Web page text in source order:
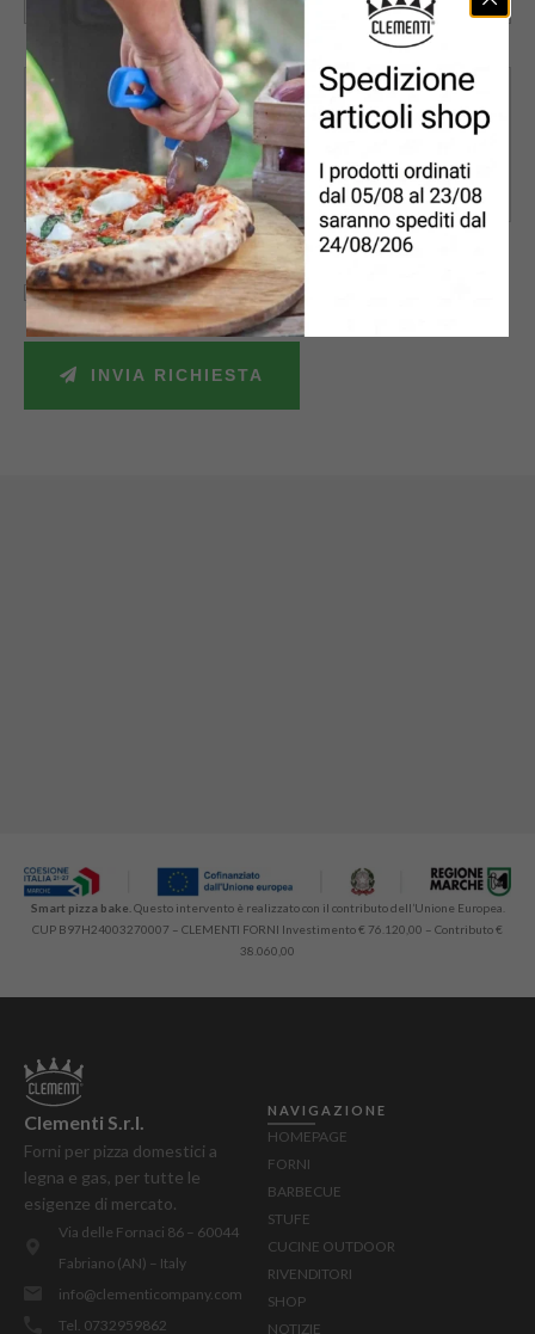
MESSAGGIO
PRIVACY*
Accetto la politica sulla privacy e autorizzo il trattamento dei miei dati
personali secondo le leggi vigenti.
INVIA RICHIESTA
Smart pizza bake. Questo intervento è realizzato con il contributo dell’Unione Europea.
CUP B97H24003270007 – CLEMENTI FORNI Investimento € 76.120,00 – Contributo €
38.060,00
Clementi S.r.l.
Forni per pizza domestici a
legna e gas, per tutte le
esigenze di mercato.
Via delle Fornaci 86 – 60044
Fabriano (AN) – Italy
info@clementicompany.com
Tel. 0732959862
NAVIGAZIONE
HOMEPAGE
FORNI
BARBECUE
STUFE
CUCINE OUTDOOR
RIVENDITORI
SHOP
NOTIZIE